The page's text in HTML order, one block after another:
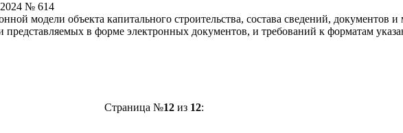
№ 614
модели объекта капитального строительства, состава сведений, документов
представляемых в форме электронных документов, и требований к форматам
Страница №12из 12: